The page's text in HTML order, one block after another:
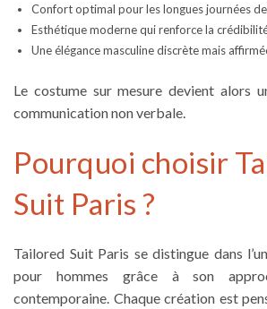
Confort optimal pour les longues journées
Esthétique moderne qui renforce la
Une élégance masculine discrète mais
Le costume sur mesure devient alors
communication non verbale.
Pourquoi choisir
Suit Paris ?
Tailored Suit Paris se distingue dans
pour hommes grâce à son
contemporaine. Chaque création est